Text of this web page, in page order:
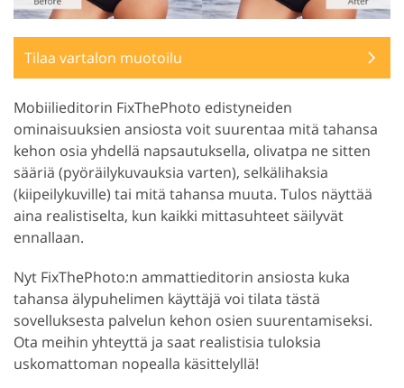
Tilaa vartalon muotoilu
Mobiilieditorin FixThePhoto edistyneiden
ominaisuuksien ansiosta voit suurentaa mitä tahansa
kehon osia yhdellä napsautuksella, olivatpa ne sitten
sääriä (pyöräilykuvauksia varten), selkälihaksia
(kiipeilykuville) tai mitä tahansa muuta. Tulos näyttää
aina realistiselta, kun kaikki mittasuhteet säilyvät
ennallaan.
Nyt FixThePhoto:n ammattieditorin ansiosta kuka
tahansa älypuhelimen käyttäjä voi tilata tästä
sovelluksesta palvelun kehon osien suurentamiseksi.
Ota meihin yhteyttä ja saat realistisia tuloksia
uskomattoman nopealla käsittelyllä!